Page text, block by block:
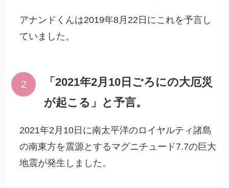
アナンドくんは2019年8月22日にこれを予言し
ていました。
「2021年2月10日ごろにの大厄災
が起こる」と予言。
2021年2月10日に南太平洋のロイヤルティ諸島
の南東方を震源とするマグニチュード7.7の巨大
地震が発生しました。